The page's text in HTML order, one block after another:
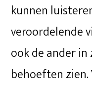
kunnen
veroordelende
ook de ander
behoeften